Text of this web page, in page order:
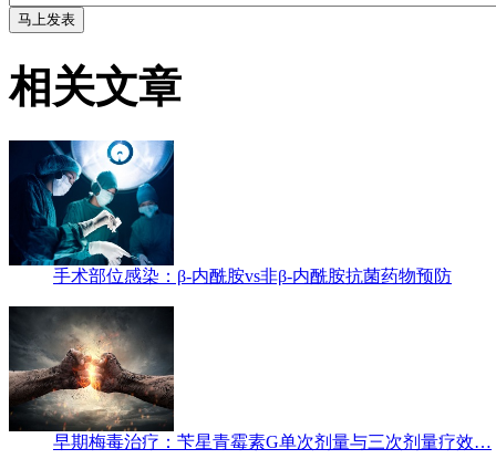
相关文章
手术部位感染：β-内酰胺vs非β-内酰胺抗菌药物预防
早期梅毒治疗：苄星青霉素G单次剂量与三次剂量疗效…